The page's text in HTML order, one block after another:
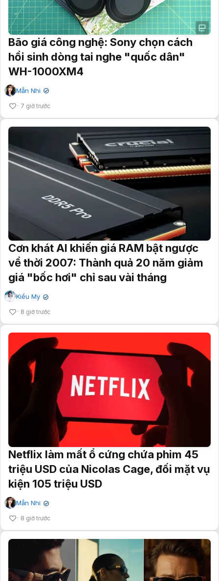
Bão giá công nghệ: Sony chọn cách
hồi sinh dòng tai nghe "quốc dân"
WH-1000XM4
Mẫn Nhi ✔
7 giờ trước
Cơn khát AI khiến giá RAM bật ngược
về thời 2007: Thành quả 20 năm giảm
giá "bốc hơi" chỉ sau vài tháng
Kiều My ✔
8 giờ trước
Netflix làm mất ổ cứng chứa phim 45
triệu USD của Nicolas Cage, đối mặt vụ
kiện 105 triệu USD
Mẫn Nhi ✔
8 giờ trước